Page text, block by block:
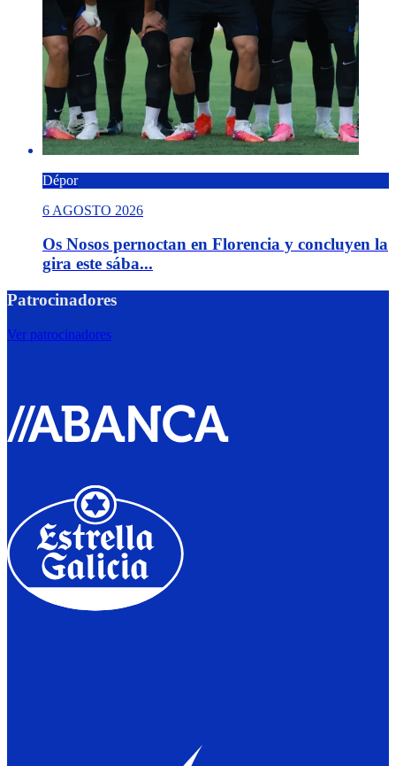
Dépor
6 AGOSTO 2026
Os Nosos pernoctan en Florencia y concluyen la
gira este sába...
Patrocinadores
Ver patrocinadores